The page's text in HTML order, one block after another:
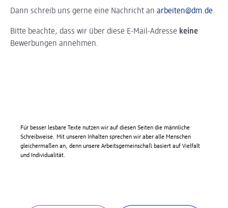
Dann schreib uns gerne eine Nachricht an arbeiten@dm.de.
Bitte beachte, dass wir über diese E-Mail-Adresse keine
Bewerbungen annehmen.
Für besser lesbare Texte nutzen wir auf diesen Seiten die männliche
Schreibweise. Mit unseren Inhalten sprechen wir aber alle Menschen
gleichermaßen an, denn unsere Arbeitsgemeinschaft basiert auf Vielfalt
und Individualität.